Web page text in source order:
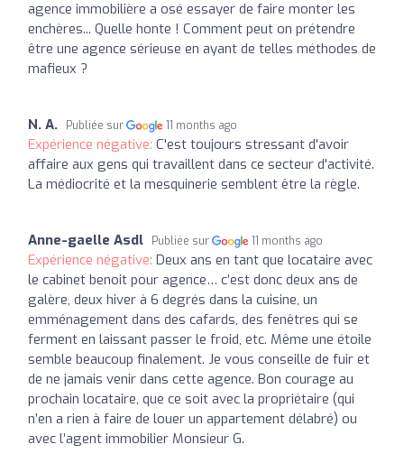
agence immobilière a osé essayer de faire monter les
enchères... Quelle honte ! Comment peut on prétendre
être une agence sérieuse en ayant de telles méthodes de
mafieux ?
N. A. Publiée sur 11 months ago
Expérience négative: C'est toujours stressant d'avoir
affaire aux gens qui travaillent dans ce secteur d'activité.
La médiocrité et la mesquinerie semblent être la règle.
Anne-gaelle Asdl Publiée sur 11 months ago
Expérience négative: Deux ans en tant que locataire avec
le cabinet benoit pour agence… c’est donc deux ans de
galère, deux hiver à 6 degrés dans la cuisine, un
emménagement dans des cafards, des fenêtres qui se
ferment en laissant passer le froid, etc. Même une étoile
semble beaucoup finalement. Je vous conseille de fuir et
de ne jamais venir dans cette agence. Bon courage au
prochain locataire, que ce soit avec la propriétaire (qui
n’en a rien à faire de louer un appartement délabré) ou
avec l’agent immobilier Monsieur G.